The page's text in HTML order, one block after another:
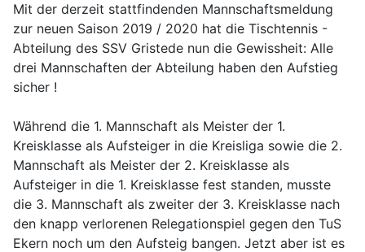
Mit der derzeit stattfindenden Mannschaftsmeldung
zur neuen Saison 2019 / 2020 hat die Tischtennis -
Abteilung des SSV Gristede nun die Gewissheit: Alle
drei Mannschaften der Abteilung haben den Aufstieg
sicher !
Während die 1. Mannschaft als Meister der 1.
Kreisklasse als Aufsteiger in die Kreisliga sowie die 2.
Mannschaft als Meister der 2. Kreisklasse als
Aufsteiger in die 1. Kreisklasse fest standen, musste
die 3. Mannschaft als zweiter der 3. Kreisklasse nach
den knapp verlorenen Relegationspiel gegen den TuS
Ekern noch um den Aufsteig bangen. Jetzt aber ist es